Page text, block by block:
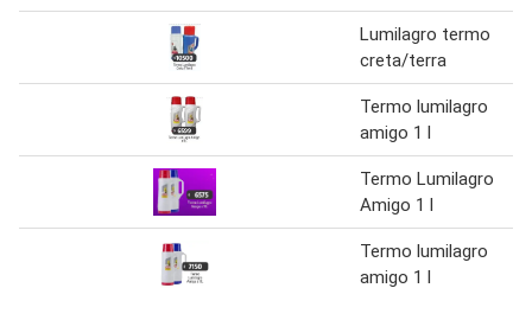
Lumilagro termo
creta/terra
Termo lumilagro
amigo 1 l
Termo Lumilagro
Amigo 1 l
Termo lumilagro
amigo 1 l